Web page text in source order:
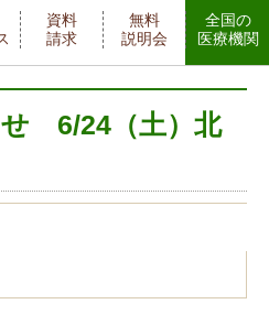
資料
請求
無料
説明会
全国の
医療機関
6/24（土）北